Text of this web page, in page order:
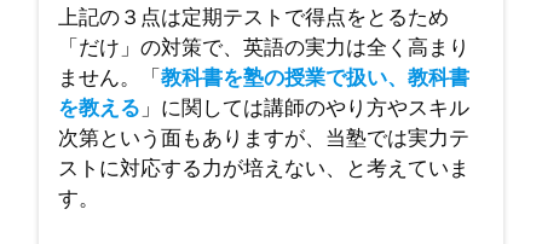
上記の３点は定期テストで得点をとるため
「だけ」の対策で、英語の実力は全く高まり
ません。「教科書を塾の授業で扱い、教科書
を教える 」に関しては講師のやり方やスキル
次第という面もありますが、当塾では実力テ
ストに対応する力が培えない、と考えていま
す。